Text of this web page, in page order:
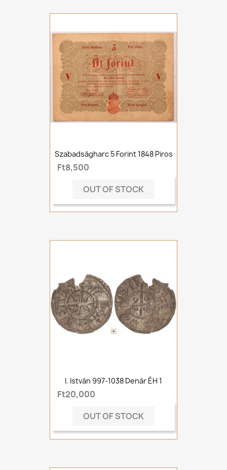
Szabadságharc 5 Forint 1848 Piros
Ft8,500
OUT OF STOCK
I. István 997-1038 Denár ÉH 1
Ft20,000
OUT OF STOCK